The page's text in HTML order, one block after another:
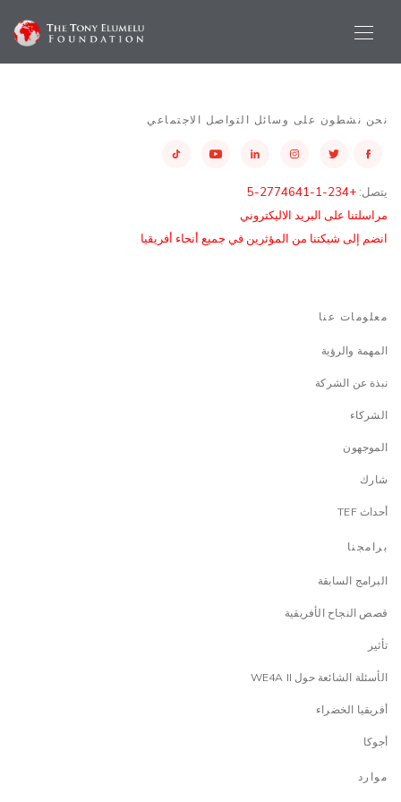
نحن نشطون على وسائل التواصل الاجتماعي
يتصل: +234-1-2774641-5
مراسلتنا على البريد الاليكتروني
انضم إلى شبكتنا من المؤثرين في جميع أنحاء أفريقيا
معلومات عنا
المهمة والرؤية
نبذة عن الشركة
الشركاء
الموجهون
شارك
أحداث TEF
برامجنا
البرامج السابقة
قصص النجاح الأفريقية
تأثير
الأسئلة الشائعة حول WE4A II
أفريقيا الخضراء
أجوكا
موارد